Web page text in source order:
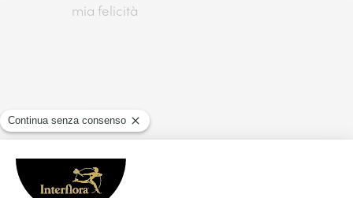
mia felicità
Maestra,